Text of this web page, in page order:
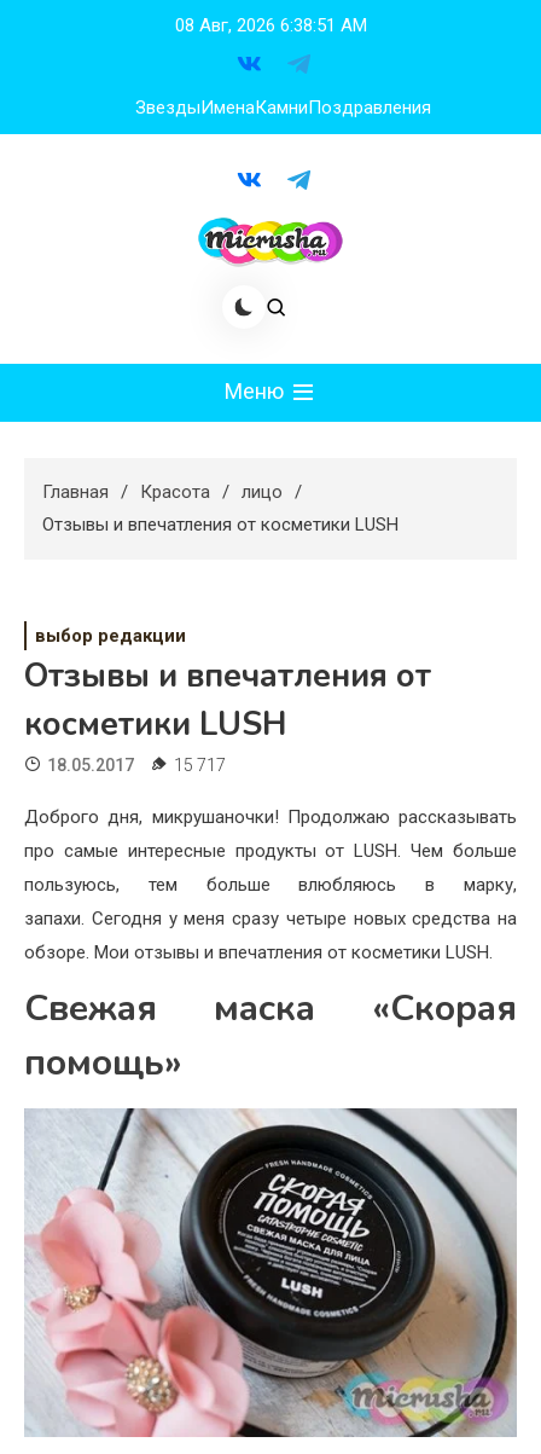
08 Авг, 2026 6:38:52 AM
ЗвездыИменаКамниПоздравления
Меню
Худеем
Свадьба
Жизнь
Хобби
Красота
Недвижимость
Главная Красота
лицо
Отзывы и впечатления от косметики LUSH
выбор редакции
Отзывы и впечатления от
косметики LUSH
18.05.2017 15 717
Доброго дня, микрушаночки! Продолжаю рассказывать
про самые интересные продукты от LUSH. Чем больше
пользуюсь, тем больше влюбляюсь в марку,
запахи. Сегодня у меня сразу четыре новых средства на
обзоре. Мои отзывы и впечатления от косметики LUSH.
Свежая маска «Скорая
помощь»